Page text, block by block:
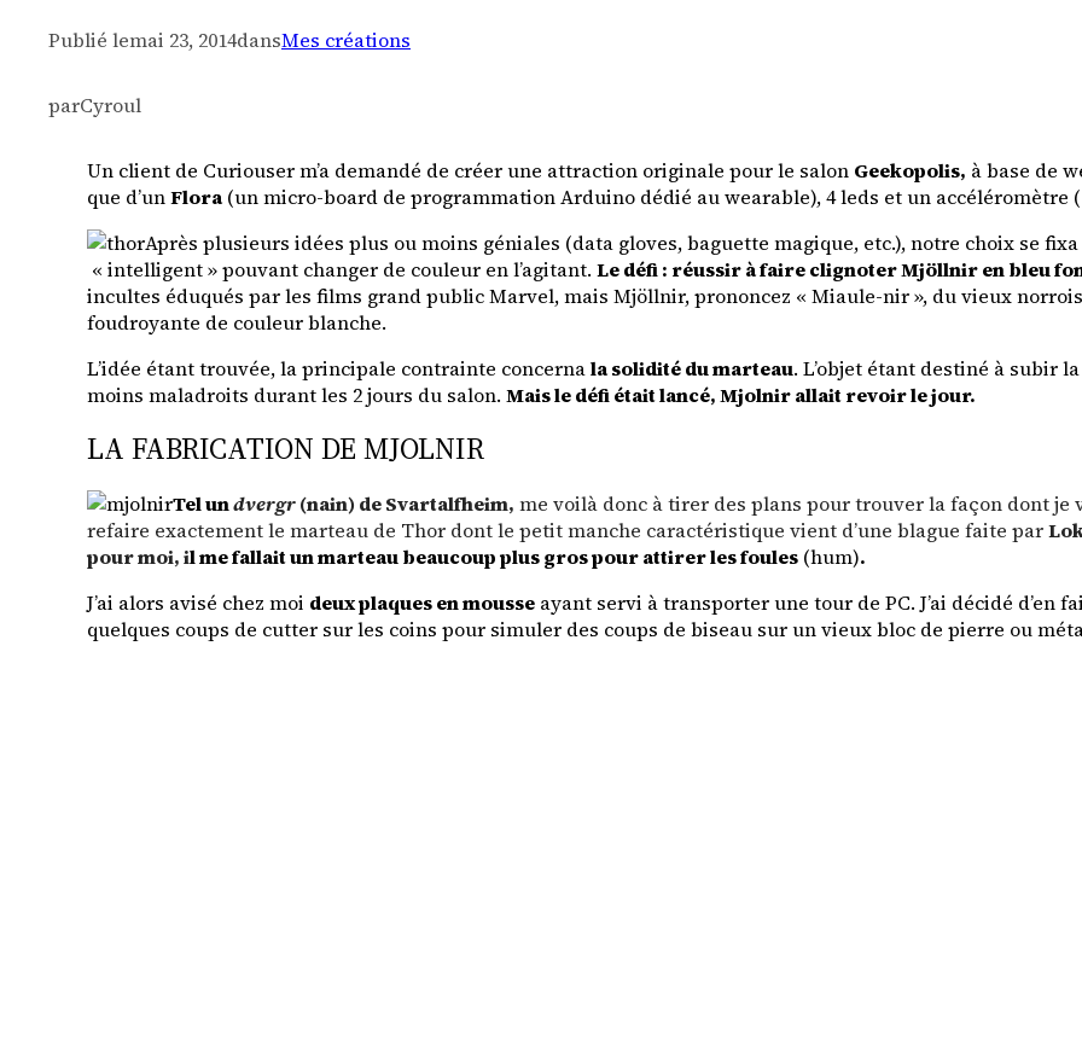
Publié lemai 23, 2014dansMes créations
parCyroul
Un client de Curiouser m’a demandé de créer une attraction originale pour le salon Geekopolis, à base de
que d’unFlora (un micro-board de programmation Arduino dédié au wearable), 4 leds et un accéléromètre
Après plusieurs idées plus ou moins géniales (data gloves, baguette magique, etc.), notre choix se
« intelligent » pouvant changer de couleur en l’agitant. Le défi : réussir à faire clignoter Mjöllnir en bleu
incultes éduqués par les films grand public Marvel, mais Mjöllnir, prononcez « Miaule-nir », du vieux
foudroyante de couleur blanche.
L’idée étant trouvée, la principale contrainte concernala solidité du marteau. L’objet étant destiné à subir
moins maladroits durant les 2 jours du salon. Mais le défi était lancé, Mjolnir allait revoir le jour.
LA FABRICATION DE MJOLNIR
Tel undvergr(nain) de Svartalfheim, me voilà donc à tirer des plans pour trouver la façon dont
refaire exactement le marteau de Thor dont le petit manche caractéristique vient d’une blague faite par
pour moi, il me fallait un marteau beaucoup plus gros pour attirer les foules (hum).
J’ai alors avisé chez moi deux plaques en mousse ayant servi à transporter une tour de PC. J’ai décidé d’en
quelques coups de cutter sur les coins pour simuler des coups de biseau sur un vieux bloc de pierre ou